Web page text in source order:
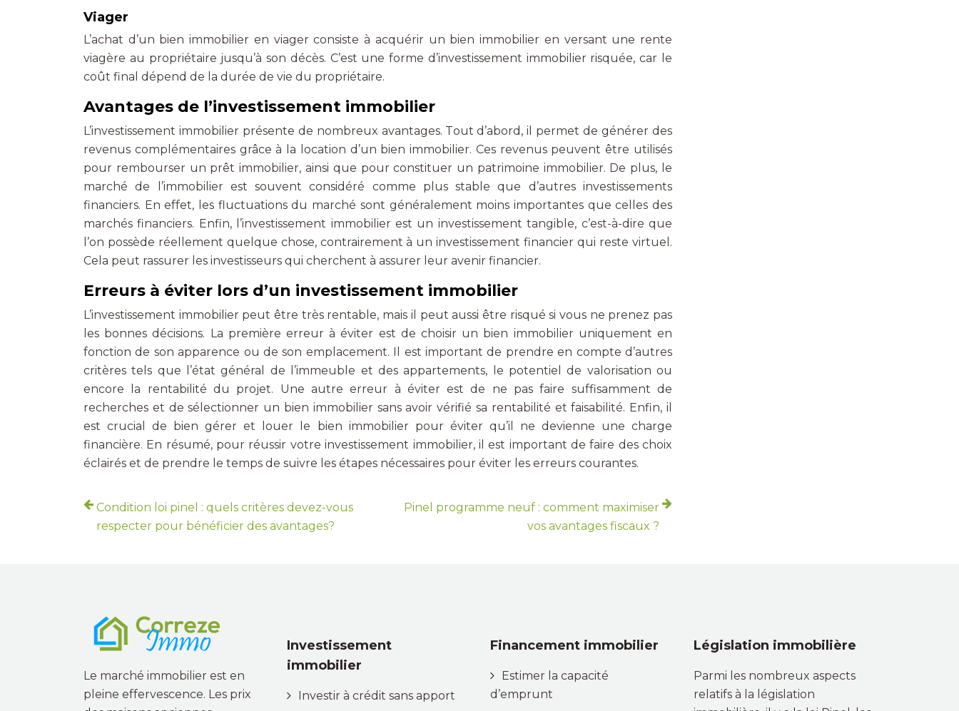
Viager
L’achat d’un bien immobilier en viager consiste à acquérir un bien immobilier en versant une rente
viagère au propriétaire jusqu’à son décès. C’est une forme d’investissement immobilier risquée, car le
coût final dépend de la durée de vie du propriétaire.
Avantages de l’investissement immobilier
L’investissement immobilier présente de nombreux avantages. Tout d’abord, il permet de générer des
revenus complémentaires grâce à la location d’un bien immobilier. Ces revenus peuvent être utilisés
pour rembourser un prêt immobilier, ainsi que pour constituer un patrimoine immobilier. De plus, le
marché de l’immobilier est souvent considéré comme plus stable que d’autres investissements
financiers. En effet, les fluctuations du marché sont généralement moins importantes que celles des
marchés financiers. Enfin, l’investissement immobilier est un investissement tangible, c’est-à-dire que
l’on possède réellement quelque chose, contrairement à un investissement financier qui reste virtuel.
Cela peut rassurer les investisseurs qui cherchent à assurer leur avenir financier.
Erreurs à éviter lors d’un investissement immobilier
L’investissement immobilier peut être très rentable, mais il peut aussi être risqué si vous ne prenez pas
les bonnes décisions. La première erreur à éviter est de choisir un bien immobilier uniquement en
fonction de son apparence ou de son emplacement. Il est important de prendre en compte d’autres
critères tels que l’état général de l’immeuble et des appartements, le potentiel de valorisation ou
encore la rentabilité du projet. Une autre erreur à éviter est de ne pas faire suffisamment de
recherches et de sélectionner un bien immobilier sans avoir vérifié sa rentabilité et faisabilité. Enfin, il
est crucial de bien gérer et louer le bien immobilier pour éviter qu’il ne devienne une charge
financière. En résumé, pour réussir votre investissement immobilier, il est important de faire des choix
éclairés et de prendre le temps de suivre les étapes nécessaires pour éviter les erreurs courantes.
Condition loi pinel : quels critères devez-vous
respecter pour bénéficier des avantages?
Pinel programme neuf : comment maximiser
vos avantages fiscaux ?
Le marché immobilier est en
pleine effervescence. Les prix
Investissement
immobilier
Investir à crédit sans apport
Financement immobilier
Estimer la capacité
d’emprunt
Législation immobilière
Parmi les nombreux aspects
relatifs à la législation